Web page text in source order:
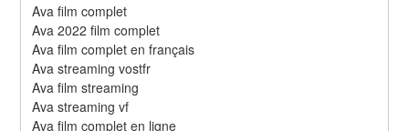
Ava film complet
Ava 2022 film complet
Ava film complet en français
Ava streaming vostfr
Ava film streaming
Ava streaming vf
Ava film complet en ligne